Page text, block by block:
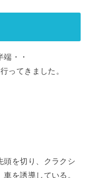
・・
ってきました。
頭を切り、クラクシ
を誘導している。